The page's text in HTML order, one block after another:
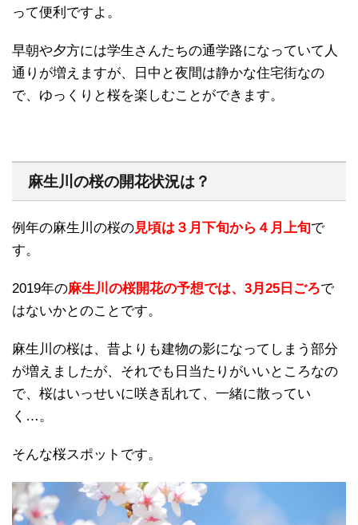
って便利ですよ。
早朝や夕方には学生さんたちの通学路になっていて人
通りが増えますが、日中と夜間は静かな住宅街なの
で、ゆっくりと桜を楽しむことができます。
麻生川の桜の開花状況は？
例年の麻生川の桜の見頃は３月下旬から４月上旬で
す。
2019年の麻生川の桜開花の予想では、3月25日ごろで
はないかとのことです。
麻生川の桜は、昔よりも建物の影になってしまう部分
が増えましたが、それでも日当たりがいいところなの
で、桜はいっせいに咲き乱れて、一緒に散ってい
く…。
そんな桜スポットです。